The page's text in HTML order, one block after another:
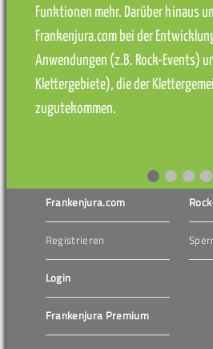
Funktionen mehr. Darüber hinaus
Frankenjura.com bei der
Anwendungen (z.B. Rock-Events)
Klettergebiete), die der
zugutekommen.
Frankenjura.com
Registrieren
Login
Frankenjura Premium